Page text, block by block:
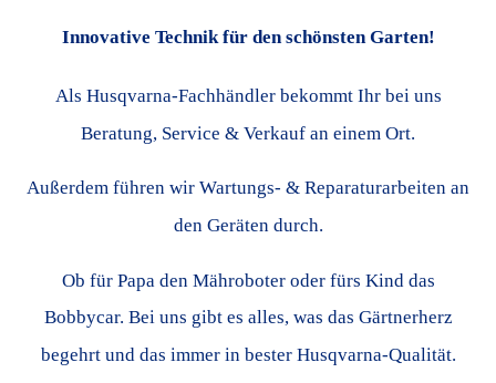
Innovative Technik für den schönsten Garten!
Als Husqvarna-Fachhändler bekommt Ihr bei uns
Beratung, Service & Verkauf an einem Ort.
Außerdem führen wir Wartungs- & Reparaturarbeiten an
den Geräten durch.
Ob für Papa den Mähroboter oder fürs Kind das
Bobbycar. Bei uns gibt es alles, was das Gärtnerherz
begehrt und das immer in bester Husqvarna-Qualität.